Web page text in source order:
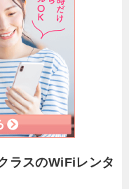
ラスのWiFiレンタ